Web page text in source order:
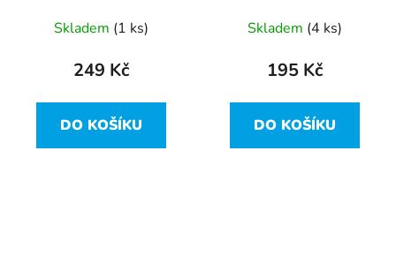
001
Skladem (1 ks)
249 Kč
DO KOŠÍKU
2,5mm
Skladem (4 ks)
195 Kč
DO KOŠÍKU